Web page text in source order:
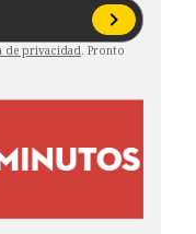
de privacidad. Pronto